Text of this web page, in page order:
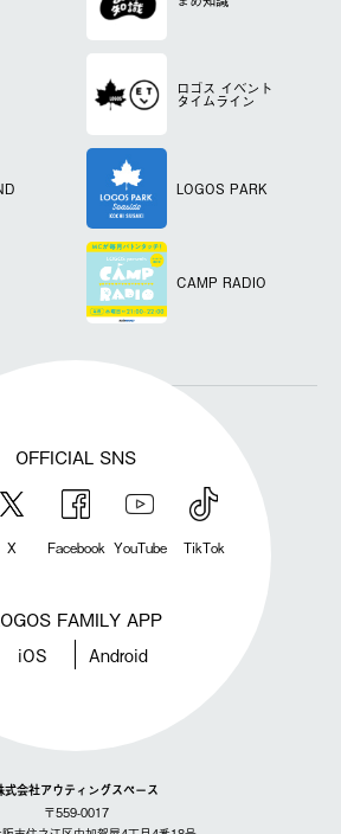
ロゴス イベント
タイムライン
LOGOS PARK
CAMP RADIO
OFFICIAL SNS
X Facebook YouTube TikTok
FAMILY APP
iOS Android
式会社アウティングスペース
〒559-0017